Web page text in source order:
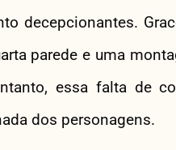
decepcionantes.
parede e uma
essa falta de
dos personagens.